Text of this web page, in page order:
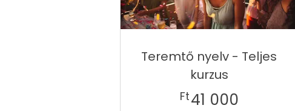
Teremtő nyelv - Teljes
kurzus
Ft41 000